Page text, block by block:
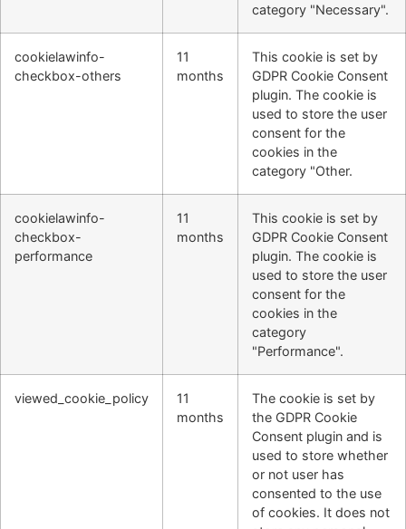
category "Necessary".
cookielawinfo-
checkbox-others
11
months
This cookie is set by
GDPR Cookie Consent
plugin. The cookie is
used to store the user
consent for the
cookies in the
category "Other.
cookielawinfo-
checkbox-
performance
11
months
This cookie is set by
GDPR Cookie Consent
plugin. The cookie is
used to store the user
consent for the
cookies in the
category
"Performance".
viewed_cookie_policy
11
months
The cookie is set by
the GDPR Cookie
Consent plugin and is
used to store whether
or not user has
consented to the use
of cookies. It does not